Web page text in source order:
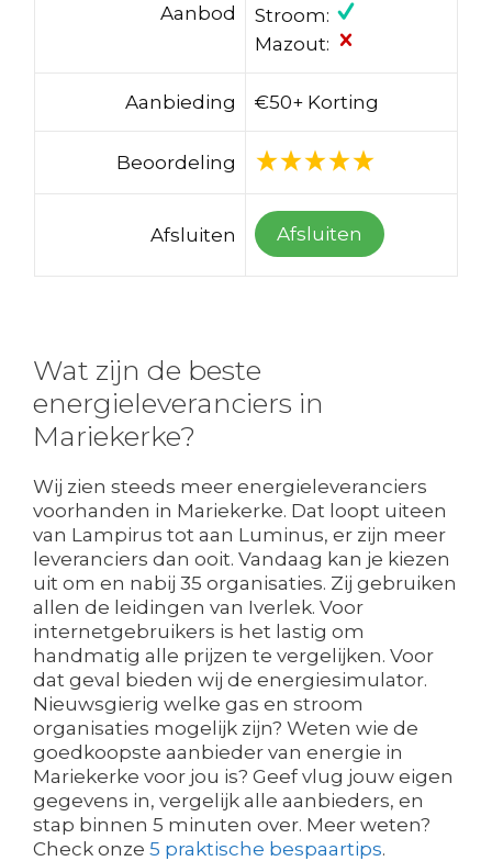
Aanbod
Stroom:
Mazout:
Aanbieding €50+ Korting
Beoordeling
Afsluiten Afsluiten
Wat zijn de beste
energieleveranciers in
Mariekerke?
Wij zien steeds meer energieleveranciers
voorhanden in Mariekerke. Dat loopt uiteen
van Lampirus tot aan Luminus, er zijn meer
leveranciers dan ooit. Vandaag kan je kiezen
uit om en nabij 35 organisaties. Zij gebruiken
allen de leidingen van Iverlek. Voor
internetgebruikers is het lastig om
handmatig alle prijzen te vergelijken. Voor
dat geval bieden wij de energiesimulator.
Nieuwsgierig welke gas en stroom
organisaties mogelijk zijn? Weten wie de
goedkoopste aanbieder van energie in
Mariekerke voor jou is? Geef vlug jouw eigen
gegevens in, vergelijk alle aanbieders, en
stap binnen 5 minuten over. Meer weten?
Check onze 5 praktische bespaartips.